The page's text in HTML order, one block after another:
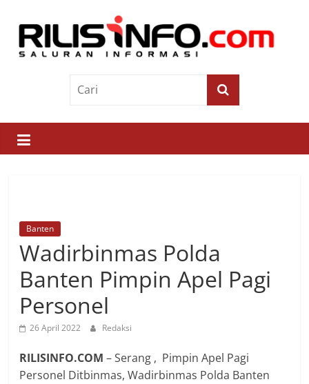
contentRilis
Saluran
Informasi
Banten
Wadirbinmas Polda
Banten Pimpin Apel Pagi
Personel
26 April 2022 Redaksi
RILISINFO.COM – Serang , Pimpin Apel Pagi
Personel Ditbinmas, Wadirbinmas Polda Banten